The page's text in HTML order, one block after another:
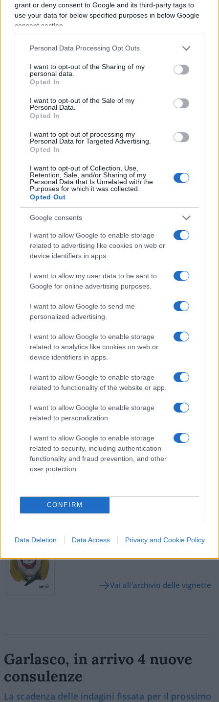
grant or deny consent to Google and its third-party tags to
use your data for below specified purposes in below Google
consent section.
Personal Data Processing Opt Outs
I want to opt-out of the Sharing of my
personal data.
Opted In
I want to opt-out of the Sale of my
Personal Data.
Opted In
I want to opt-out of processing my
Personal Data for Targeted Advertising.
Opted In
I want to opt-out of Collection, Use,
Retention, Sale, and/or Sharing of my
Personal Data that Is Unrelated with the
Purposes for which it was collected.
Opted Out
Google consents
I want to allow Google to enable storage
related to advertising like cookies on web or
device identifiers in apps.
I want to allow my user data to be sent to
Google for online advertising purposes.
I want to allow Google to send me
personalized advertising.
I want to allow Google to enable storage
related to analytics like cookies on web or
device identifiers in apps.
I want to allow Google to enable storage
related to functionality of the website or app.
I want to allow Google to enable storage
related to personalization.
I want to allow Google to enable storage
related to security, including authentication
functionality and fraud prevention, and other
user protection.
CONFIRM
Data Deletion Data Access Privacy and Cookie Policy
stavano controllando era con ogni probabilità uno
dei tanti “spaccini” della zona, visto che a pochi
metri da lui è stata trovata una tenda che gli
faceva – probabilmente – da base e da punto di
un livello “più alto” del traffico, facendo parte di
una famiglia su cui da tempo la polizia sta
indagando. Si chiamaAbderrahim Mansouri
non è sconosciuto alle forze dell’ordine, avendo
Secondo l’avvocato del poliziotto,il nordafricano
aveva addosso “diversi tipi di stupefacenti”
come risultato poi dagli accertamenti.
Le indagini adesso permetteranno di realizzare
l’autopsia sul corpo del 28enne e gli
accertamenti balistici
che ricostruiranno, si
spera, la traiettoria dello sparo. La difesa è
convinta che si sia trattata di legittima difesa.
“Alle sei di sera quando fa già buio come fai a
sapere se è a salve o no, uno si gioca la vita. Se
non è questo il caso della legittima difesa, allora
La Presse
pistola che
Articolo in aggiornamento
Nicolaporro.it è anche su Whatsapp. È
essere sempre aggiornati (gratis).
#MILANO #POLIZIA
SEDUTE SATIRICHE
Vignetta del 07/08/2026
Vai all'archivio delle vignette
Garlasco, in arrivo 4 nuove
consulenze
La scadenza delle indagini fissata per il prossimo